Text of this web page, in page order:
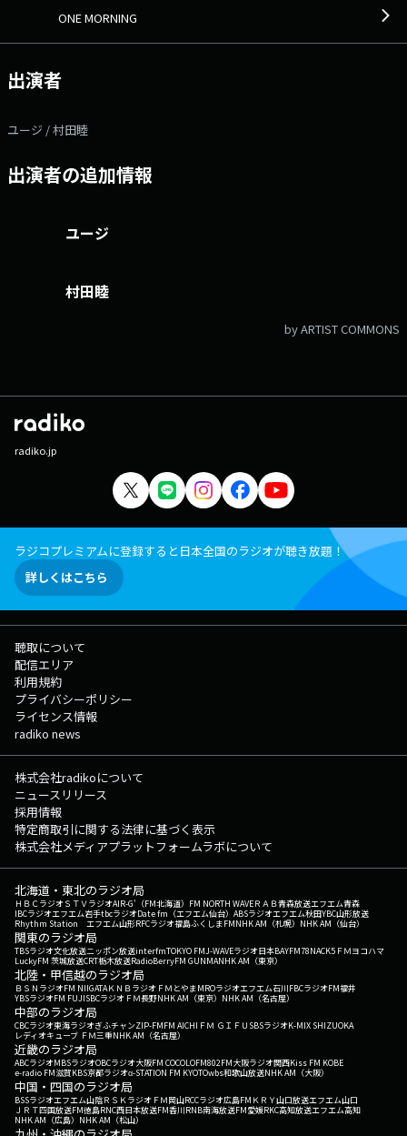
スタートにピッタリな楽曲をセレクトしていきます。 今週も朝に聴きた
なる場合があります ] ▽06:15〜 【 ワンコメ・ワンジャッジ 】 今朝
のテーマは＜わたしの口癖、あの人の口癖＞ 毎年恒例、『現代用語の
ト30語が発表されました。 流行りの言葉以外にも、あなたや周囲の人が
つい言ってしまう口癖、ありませんか？ ワンジャッジでは、自覚してい
す！ 詳しくはワンモの公式Xを確認してください。 番組Webサイ
カウントは「@ONEMORNING_1」
ONE MORNING
出演者
ユージ / 村田睦
出演者の追加情報
ユージ
村田睦
by ARTIST COMMONS
radiko.jp
ラジコプレミアムに登録すると日本全国のラジオが聴き放題！
詳しくはこちら
聴取について
配信エリア
利用規約
プライバシーポリシー
ライセンス情報
radiko news
株式会社radikoについて
ニュースリリース
採用情報
特定商取引に関する法律に基づく表示
株式会社メディアプラットフォームラボについて
北海道・東北のラジオ局
ＨＢＣラジオＳＴＶラジオAIR-G'（FM北海道） FM NORTH WAVEＲＡＢ青森放送エフエム青森
IBCラジオエフエム岩手tbcラジオDate fm（エフエム仙台） ABSラジオエフエム秋田YBC山形放送
Rhythm Station エフエム山形RFCラジオ福島ふくしまFMNHK AM（札幌） NHK AM（仙台）
関東のラジオ局
TBSラジオ文化放送ニッポン放送interfmTOKYO FMJ-WAVEラジオ日本BAYFM78NACK5 ＦＭヨコハマ
LuckyFM 茨城放送CRT栃木放送RadioBerryFM GUNMANHK AM（東京）
北陸・甲信越のラジオ局
ＢＳＮラジオFM NIIGATAＫＮＢラジオ ＦＭとやまMROラジオエフエム石川FBCラジオFM福井
YBSラジオFM FUJISBCラジオ ＦＭ長野NHK AM（東京） NHK AM（名古屋）
中部のラジオ局
CBCラジオ東海ラジオぎふチャンZIP-FMFM AICHI ＦＭ ＧＩＦＵ SBSラジオK-MIX SHIZUOKA
レディオキューブ ＦＭ三重NHK AM（名古屋）
近畿のラジオ局
ABCラジオMBSラジオOBCラジオ大阪FM COCOLOFM802FM大阪ラジオ関西Kiss FM KOBE
e-radio FM滋賀KBS京都ラジオα-STATION FM KYOTOwbs和歌山放送NHK AM（大阪）
中国・四国のラジオ局
BSSラジオエフエム山陰ＲＳＫラジオ ＦＭ岡山RCCラジオ広島FM ＫＲＹ山口放送エフエム山口
ＪＲＴ四国放送FM徳島RNC西日本放送FM香川RNB南海放送FM愛媛RKC高知放送エフエム高知
NHK AM（広島） NHK AM（松山）